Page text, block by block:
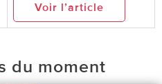
Voir l’article
du moment